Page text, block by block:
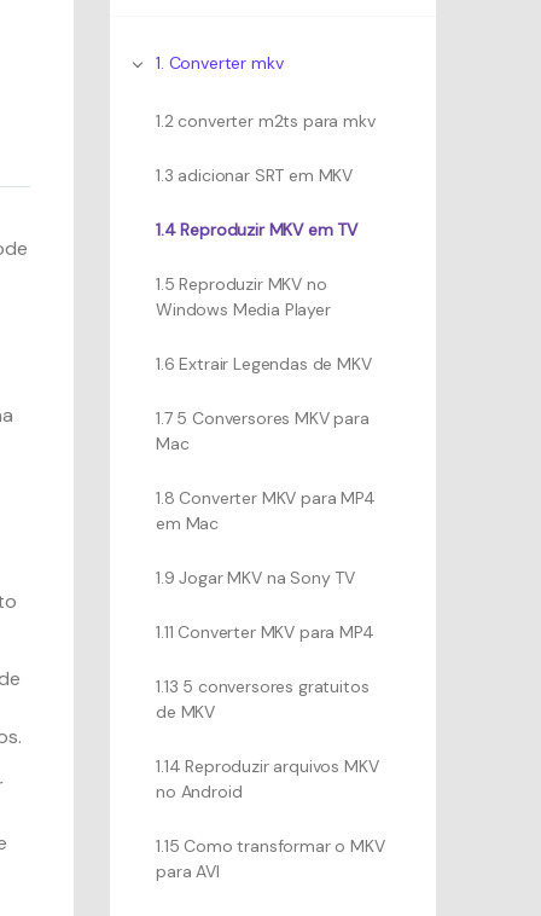
1. Converter mkv
1.2 converter m2ts para mkv
1.3 adicionar SRT em MKV
1.4 Reproduzir MKV em TV
1.5 Reproduzir MKV no
Windows Media Player
1.6 Extrair Legendas de MKV
1.7 5 Conversores MKV para
Mac
1.8 Converter MKV para MP4
em Mac
1.9 Jogar MKV na Sony TV
1.11 Converter MKV para MP4
1.13 5 conversores gratuitos
de MKV
1.14 Reproduzir arquivos MKV
no Android
1.15 Como transformar o MKV
para AVI